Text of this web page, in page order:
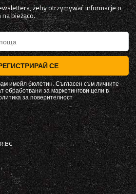
żeby otrzymywać informacje o
bieżąco.
СЕ
имейл бюлетин. Съгласен съм личните
обработвани за маркетингови цели в
за поверителност